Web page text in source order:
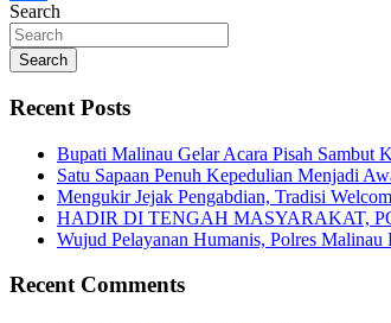
Share
Search
Search
Recent Posts
Bupati Malinau Gelar Acara Pisah Sambut
Satu Sapaan Penuh Kepedulian Menjadi
Mengukir Jejak Pengabdian, Tradisi
HADIR DI TENGAH MASYARAKAT,
Wujud Pelayanan Humanis, Polres Malinau
Recent Comments